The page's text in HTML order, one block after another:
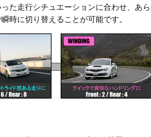
た走行シチュエーションに合わせ、あ
時に切り替えることが可能です。